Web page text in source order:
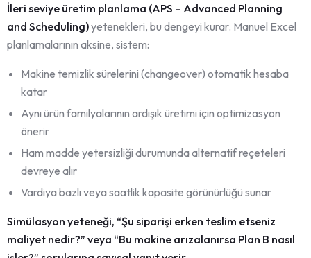
İleri seviye üretim planlama (APS – Advanced Planning
and Scheduling)yetenekleri, bu dengeyi kurar. Manuel Excel
planlamalarının aksine, sistem:
Makine temizlik sürelerini (changeover) otomatik hesaba
katar
Aynı ürün familyalarının ardışık üretimi için optimizasyon
önerir
Ham madde yetersizliği durumunda alternatif reçeteleri
devreye alır
Vardiya bazlı veya saatlik kapasite görünürlüğü sunar
Simülasyon yeteneği, “Şu siparişi erken teslim etseniz
maliyet nedir?” veya “Bu makine arızalanırsa Plan B nasıl